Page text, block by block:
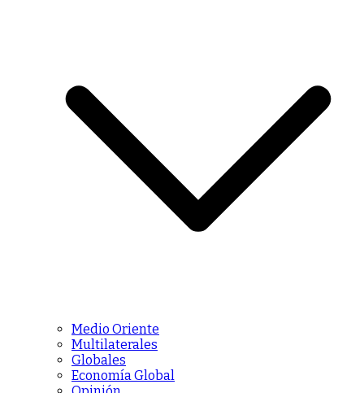
Medio Oriente
Multilaterales
Globales
Economía Global